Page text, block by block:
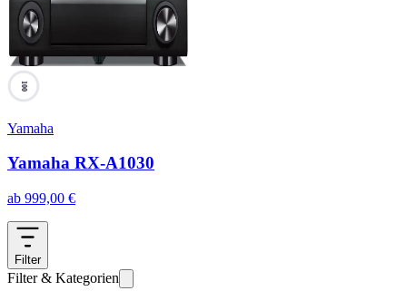
100
Yamaha
Yamaha RX-A1030
ab 999,00 €
Filter
Filter & Kategorien